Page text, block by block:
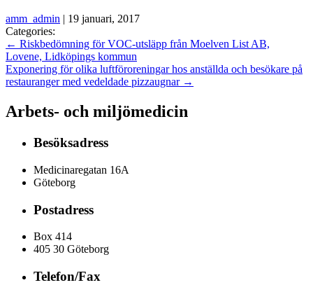
amm_admin | 19 januari, 2017
Categories:
← Riskbedömning för VOC-utsläpp från Moelven List AB,
Lovene, Lidköpings kommun
Exponering för olika luftföroreningar hos anställda och besökare på
restauranger med vedeldade pizzaugnar →
Arbets- och miljömedicin
Besöksadress
Medicinaregatan 16A
Göteborg
Postadress
Box 414
405 30 Göteborg
Telefon/Fax